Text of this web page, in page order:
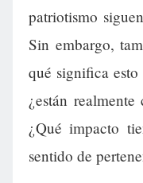
patriotismo
Sin embargo,
qué significa
¿están realmente
¿Qué impacto
sentido de